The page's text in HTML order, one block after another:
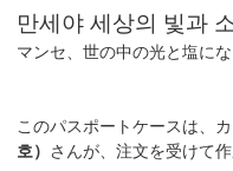
만세야 세상의 빛과
マンセ、世の中の光と塩に
このパスポートケースは、
호） さんが、注文を受けて作